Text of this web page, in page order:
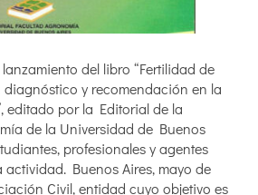
del libro “Fertilidad de
diagnóstico y recomendación en la
editado por la Editorial de la
de la Universidad de Buenos
profesionales y agentes
Buenos Aires, mayo de
Civil, entidad cuyo objetivo es